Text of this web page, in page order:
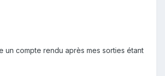
un compte rendu après mes sorties étant